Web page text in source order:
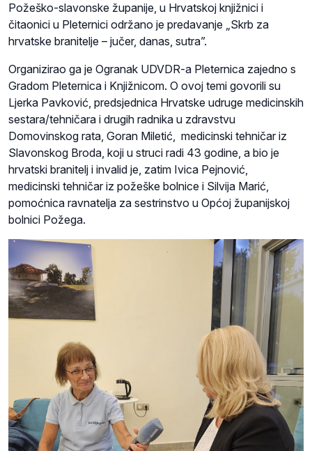
Požeško-slavonske županije, u Hrvatskoj knjižnici i
čitaonici u Pleternici održano je predavanje „Skrb za
hrvatske branitelje – jučer, danas, sutra”.
Organizirao ga je Ogranak UDVDR-a Pleternica zajedno s
Gradom Pleternica i Knjižnicom. O ovoj temi govorili su
Ljerka Pavković, predsjednica Hrvatske udruge medicinskih
sestara/tehničara i drugih radnika u zdravstvu
Domovinskog rata, Goran Miletić, medicinski tehničar iz
Slavonskog Broda, koji u struci radi 43 godine, a bio je
hrvatski branitelj i invalid je, zatim Ivica Pejnović,
medicinski tehničar iz požeške bolnice i Silvija Marić,
pomoćnica ravnatelja za sestrinstvo u Općoj županijskoj
bolnici Požega.